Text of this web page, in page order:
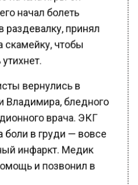
начал болеть
принял
скамейку, чтобы
вернулись в
Владимира, бледного
врача. ЭКГ
боли в груди — вовсе
инфаркт. Медик
и позвонил в